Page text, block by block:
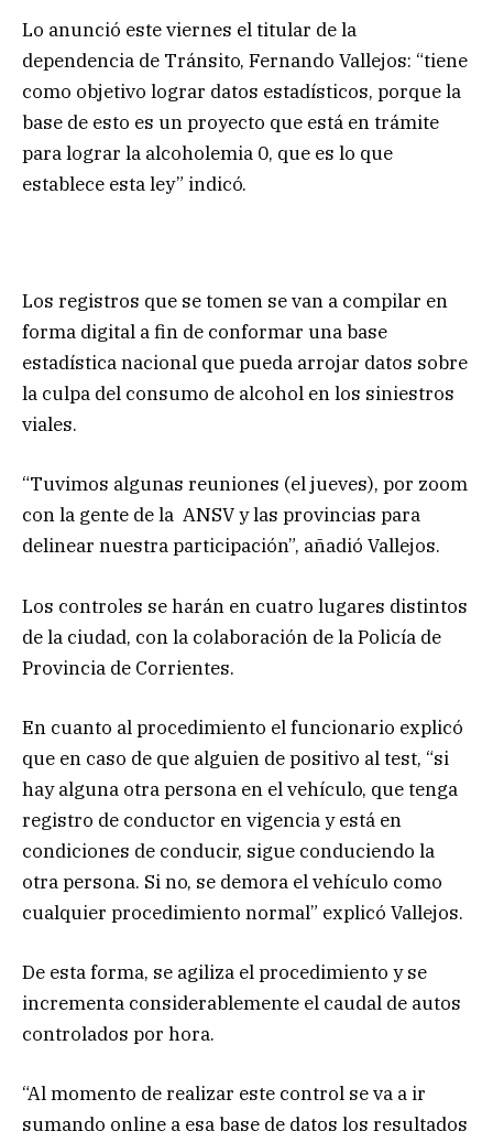
Lo anunció este viernes el titular de la
dependencia de Tránsito, Fernando Vallejos: “tiene
como objetivo lograr datos estadísticos, porque la
base de esto es un proyecto que está en trámite
para lograr la alcoholemia 0, que es lo que
establece esta ley” indicó.
Los registros que se tomen se van a compilar en
forma digital a fin de conformar una base
estadística nacional que pueda arrojar datos sobre
la culpa del consumo de alcohol en los siniestros
viales.
“Tuvimos algunas reuniones (el jueves), por zoom
con la gente de la ANSV y las provincias para
delinear nuestra participación”, añadió Vallejos.
Los controles se harán en cuatro lugares distintos
de la ciudad, con la colaboración de la Policía de
Provincia de Corrientes.
En cuanto al procedimiento el funcionario explicó
que en caso de que alguien de positivo al test, “si
hay alguna otra persona en el vehículo, que tenga
registro de conductor en vigencia y está en
condiciones de conducir, sigue conduciendo la
otra persona. Si no, se demora el vehículo como
cualquier procedimiento normal” explicó Vallejos.
De esta forma, se agiliza el procedimiento y se
incrementa considerablemente el caudal de autos
controlados por hora.
“Al momento de realizar este control se va a ir
sumando online a esa base de datos los resultados